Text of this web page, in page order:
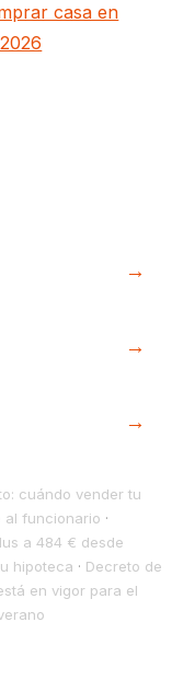
casa en
→
→
→
cuándo vender tu
al funcionario ·
a 484 € desde
hipoteca · Decreto de
en vigor para el